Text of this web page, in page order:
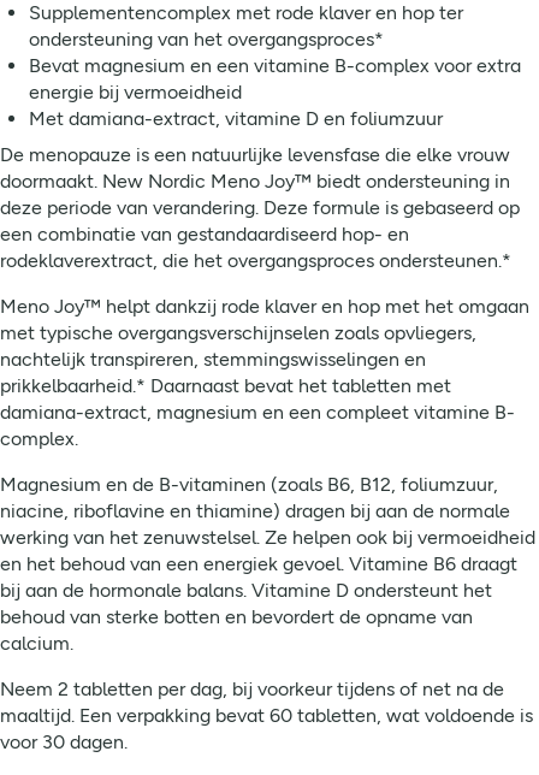
Supplementencomplex met rode klaver en hop ter
ondersteuning van het overgangsproces*
Bevat magnesium en een vitamine B-complex voor extra
energie bij vermoeidheid
Met damiana-extract, vitamine D en foliumzuur
De menopauze is een natuurlijke levensfase die elke vrouw
doormaakt. New Nordic Meno Joy™️ biedt ondersteuning in
deze periode van verandering. Deze formule is gebaseerd op
een combinatie van gestandaardiseerd hop- en
rodeklaverextract, die het overgangsproces ondersteunen.*
Meno Joy™️ helpt dankzij rode klaver en hop met het omgaan
met typische overgangsverschijnselen zoals opvliegers,
nachtelijk transpireren, stemmingswisselingen en
prikkelbaarheid.* Daarnaast bevat het tabletten met
damiana-extract, magnesium en een compleet vitamine B-
complex.
Magnesium en de B-vitaminen (zoals B6, B12, foliumzuur,
niacine, riboflavine en thiamine) dragen bij aan de normale
werking van het zenuwstelsel. Ze helpen ook bij vermoeidheid
en het behoud van een energiek gevoel. Vitamine B6 draagt
bij aan de hormonale balans. Vitamine D ondersteunt het
behoud van sterke botten en bevordert de opname van
calcium.
Neem 2 tabletten per dag, bij voorkeur tijdens of net na de
maaltijd. Een verpakking bevat 60 tabletten, wat voldoende is
voor 30 dagen.